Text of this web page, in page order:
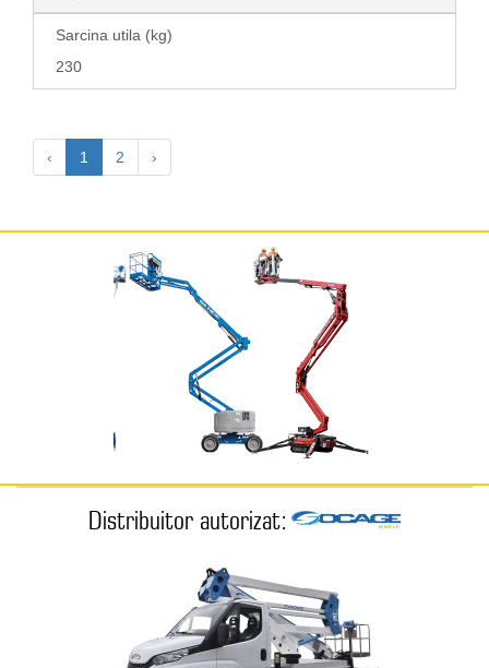
Sarcina utila (kg)
230
‹ 1 2 ›
Distribuitor autorizat: